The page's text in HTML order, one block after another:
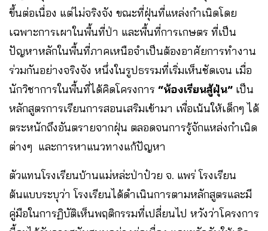
ขึ้นต่อเนื่อง แต่ไม่จริงจัง ขณะที่ฝุ่นที่แหล่งกำเนิดโดย
เฉพาะการเผาในพื้นที่ป่า และพื้นที่การเกษตร ที่เป็น
ปัญหาหลักในพื้นที่ภาคเหนือจำเป็นต้องอาศัยการทำงาน
ร่วมกันอย่างจริงจัง หนึ่งในรูปธรรมที่เริ่มเห็นชัดเจน เมื่อ
นักวิชาการในพื้นที่ได้คิดโครงการ “ห้องเรียนสู้ฝุ่น” เป็น
หลักสูตรการเรียนการสอนเสริมเข้ามา เพื่อเน้นให้เด็กๆ ได้
ตระหนักถึงอันตรายจากฝุ่น ตลอดจนการรู้จักแหล่งกำเนิด
ต่างๆ และการหาแนวทางแก้ปัญหา
ตัวแทนโรงเรียนบ้านแม่หล่ะป่าป๋วย จ. แพร่ โรงเรียน
ต้นแบบระบุว่า โรงเรียนได้ดำเนินการตามหลักสูตรและมี
คู่มือในการฏิบัติเห็นพฤติกรรมที่เปลี่ยนไป หวังว่าโครงการ